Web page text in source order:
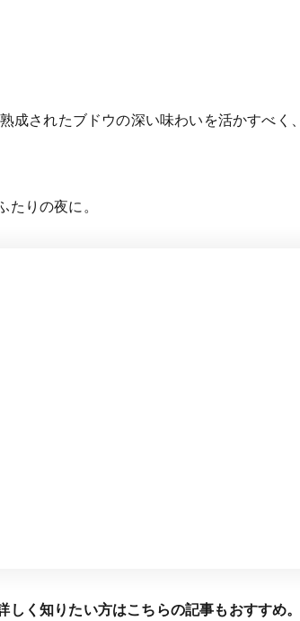
成されたブドウの深い味わいを活かすべく
りの夜に。
く知りたい方はこちらの記事もおすすめ。